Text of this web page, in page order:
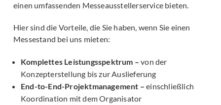
einen umfassenden Messeausstellerservice bieten.
Hier sind die Vorteile, die Sie haben, wenn Sie einen
Messestand bei uns mieten:
Komplettes Leistungsspektrum – von der
Konzepterstellung bis zur Auslieferung
End-to-End-Projektmanagement – einschließlich
Koordination mit dem Organisator